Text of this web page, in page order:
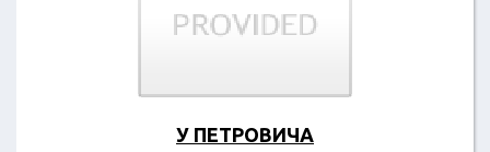
У ПЕТРОВИЧА